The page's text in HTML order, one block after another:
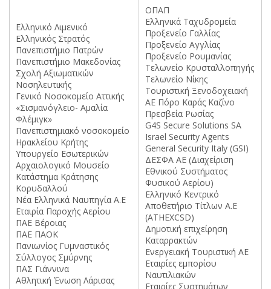
Ελληνικό Λιμενικό
Ελληνικός Στρατός
Πανεπιστήμιο Πατρών
Πανεπιστήμιο Μακεδονίας
Σχολή Αξιωματικών
Νοσηλευτικής
Γενικό Νοσοκομείο Αττικής
«Σισμανόγλειο- Αμαλία
Φλέμιγκ»
Πανεπιστημιακό νοσοκομείο
Ηρακλείου Κρήτης
Υπουργείο Εσωτερικών
Αρχαιολογικό Μουσείο
Κατάστημα Κράτησης
Κορυδαλλού
Νέα Ελληνικά Ναυπηγία Α.Ε
Εταιρία Παροχής Αερίου
ΠΑΕ Βέροιας
ΠΑΕ ΠΑΟΚ
Πανιωνίος Γυμναστικός
Σύλλογος Σμύρνης
ΠΑΣ Γιάννινα
Αθλητική Ένωση Λάρισας
ΟΠΑΠ
Ελληνικά Ταχυδρομεία
Προξενείο Γαλλίας
Προξενείο Αγγλίας
Προξενείο Ρουμανίας
Τελωνείο Κρυσταλλοπηγής
Τελωνείο Νίκης
Τουριστική Ξενοδοχειακή
ΑΕ Πόρο Καράς Καζίνο
Πρεσβεία Ρωσίας
G4S Secure Solutions SA
Israel Security Agents
General Security Italy (GSI)
ΔΕΣΦΑ AE (Διαχείριση
Εθνικού Συστήματος
Φυσικού Αερίου)
Ελληνικό Κεντρικό
Αποθετήριο Τίτλων Α.Ε
(ATHEXCSD)
Δημοτική επιχείρηση
Καταρρακτών
Ενεργειακή Τουριστική ΑΕ
Εταιρίες εμπορίου
Ναυτιλιακών
Εταιρίες Συστημάτων